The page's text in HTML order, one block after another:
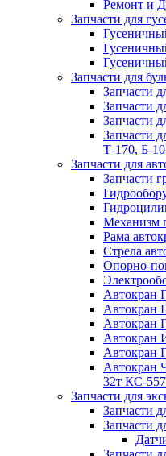
Ремонт и
Запчасти для
Запчасти для
Запчасти
Запчасти
Запчасти
Запчасти
Т-170, Б-
Запчасти для
Запчасти
Механизм
Рама
Стрела
Опорно-
Автокран
Автокран
Автокран
Автокран
Автокран
Автокран
32т КС-
Запчасти для
Запчасти
Запчасти